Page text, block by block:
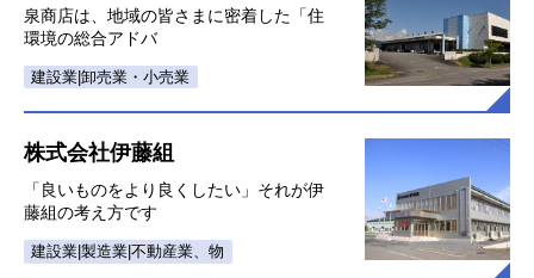
泉商店は、地域の皆さまに密着した「住
環境の総合アドバ
建設業|卸売業・小売業
株式会社伊藤組
「良いものをより良くしたい」それが伊
藤組の考え方です
建設業|製造業|不動産業、物